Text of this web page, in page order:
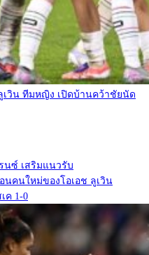
เวิน ทีมหญิง เปิดบ้านคว้าชัยนัด
นซ์ เสริมแนวรับ
นคนใหม่ของโอเอช ลูเวิน
ค 1-0